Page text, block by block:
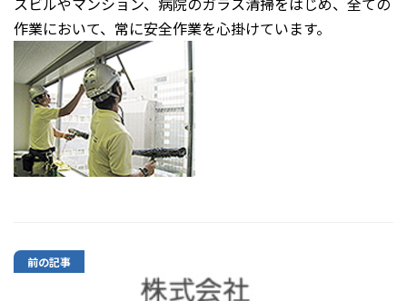
作業において、常に安全作業を心掛けています。
前の記事